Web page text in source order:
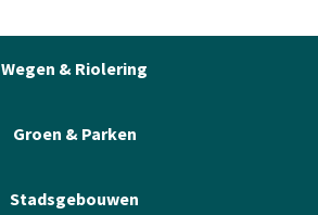
Wegen & Riolering
Groen & Parken
Stadsgebouwen